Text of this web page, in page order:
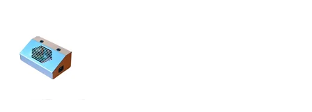
Offres
Médecine
traditionnelle
chinoise
Nouveautes
équipement